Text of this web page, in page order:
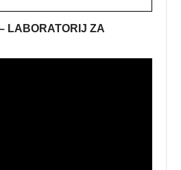
LABORATORIJ ZA